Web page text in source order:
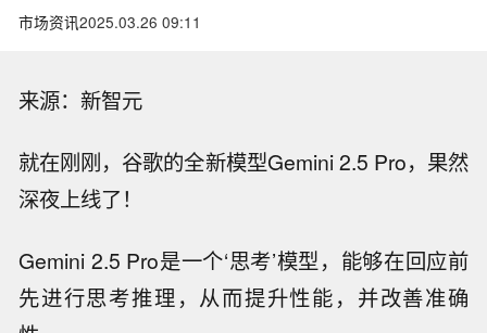
市场资讯2025.03.26 09:11
来源：新智元
就在刚刚，谷歌的全新模型Gemini 2.5 Pro，果然
深夜上线了！
Gemini 2.5 Pro是一个‘思考’模型，能够在回应前
先进行思考推理，从而提升性能，并改善准确